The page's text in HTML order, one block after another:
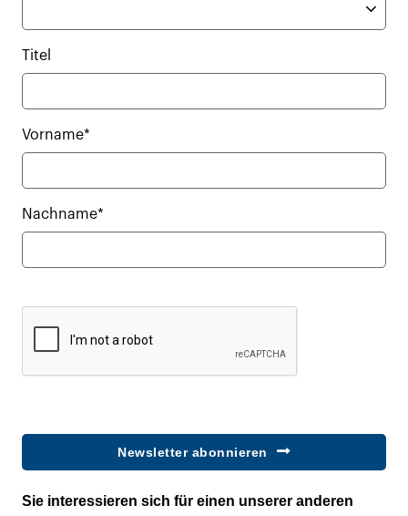
Titel
Vorname*
Nachname*
Newsletter abonnieren
Sie interessieren sich für einen unserer anderen